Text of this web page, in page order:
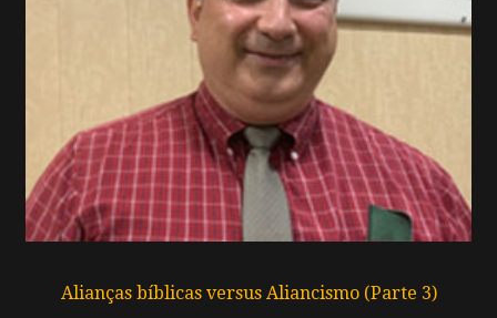
Alianças bíblicas versus Aliancismo (Parte 3)